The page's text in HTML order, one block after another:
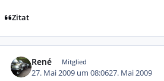
Zitat
René Mitglied
27. Mai 2009 um 08:0627. Mai 2009